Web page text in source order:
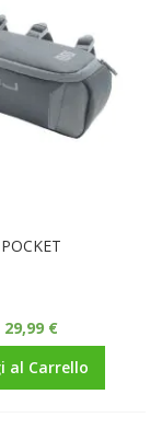
POCKET
29,99 €
al Carrello